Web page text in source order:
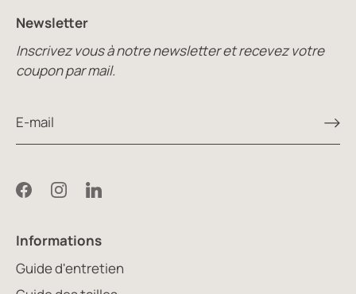
Newsletter
Inscrivez vous à notre newsletter et recevez votre
coupon par mail.
Informations
Guide d'entretien